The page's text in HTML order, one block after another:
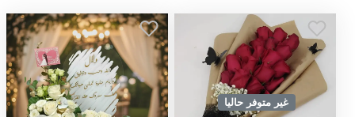
غير متوفر حاليا